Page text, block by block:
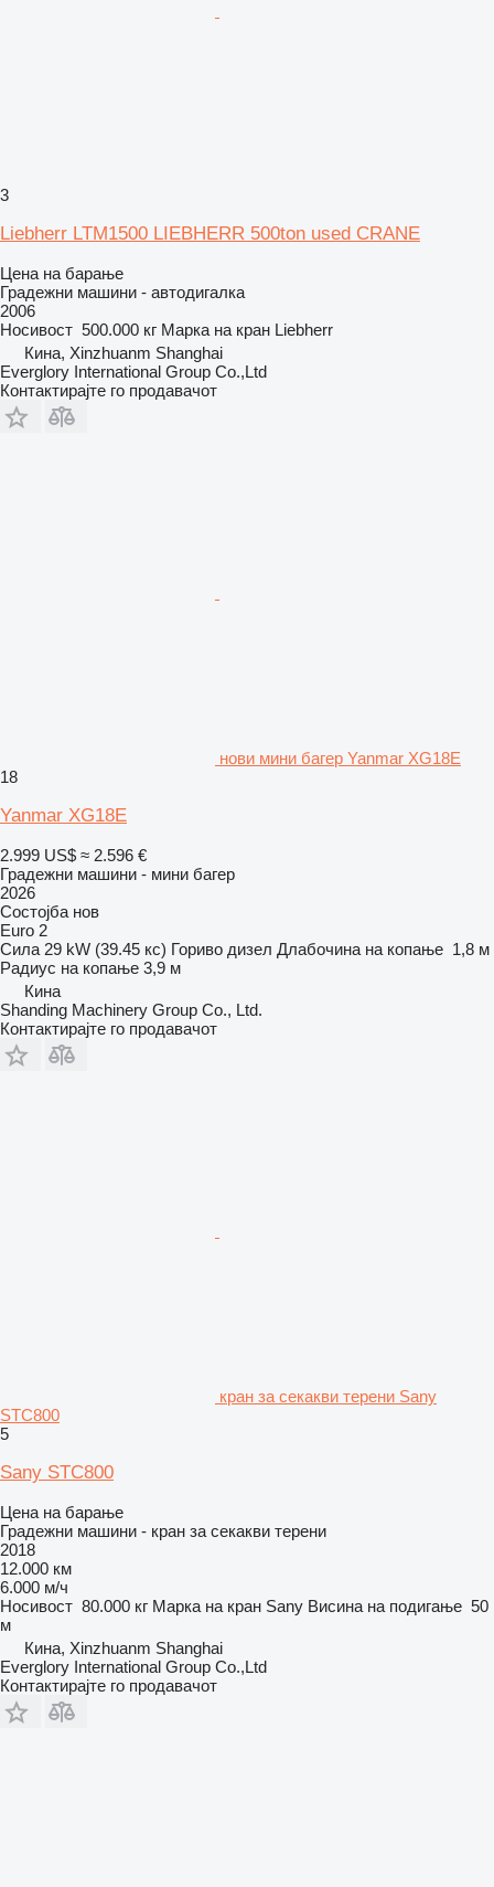
3
Liebherr LTM1500 LIEBHERR 500ton used CRANE
Цена на барање
Градежни машини - автодигалка
2006
Носивост 500.000 кг Марка на кран Liebherr
Кина, Xinzhuanm Shanghai
Everglory International Group Co.,Ltd
Контактирајте го продавачот
нови мини багер Yanmar XG18E
18
Yanmar XG18E
2.999 US$ ≈ 2.596 €
Градежни машини - мини багер
2026
Состојба нов
Euro 2
Сила 29 kW (39.45 кс) Гориво дизел Длабочина на копање 1,8 м
Радиус на копање 3,9 м
Кина
Shanding Machinery Group Co., Ltd.
Контактирајте го продавачот
кран за секакви терени Sany
STC800
5
Sany STC800
Цена на барање
Градежни машини - кран за секакви терени
2018
12.000 км
6.000 м/ч
Носивост 80.000 кг Марка на кран Sany Висина на подигање 50
м
Кина, Xinzhuanm Shanghai
Everglory International Group Co.,Ltd
Контактирајте го продавачот